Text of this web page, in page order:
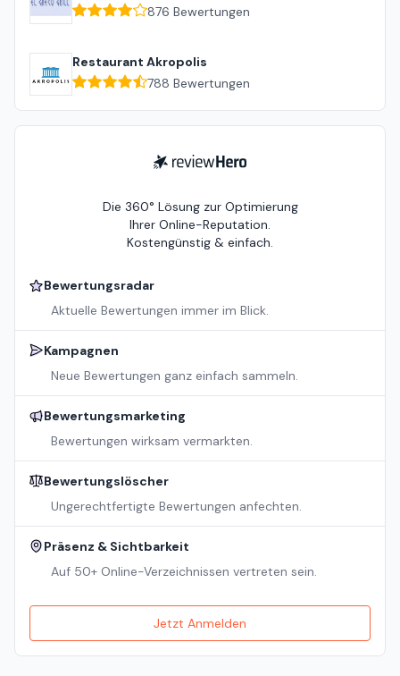
876 Bewertungen
Restaurant Akropolis
788 Bewertungen
ReviewHero
Die 360° Lösung zur Optimierung
Ihrer Online-Reputation.
Kostengünstig & einfach.
Bewertungsradar
Aktuelle Bewertungen immer im Blick.
Kampagnen
Neue Bewertungen ganz einfach sammeln.
Bewertungsmarketing
Bewertungen wirksam vermarkten.
Bewertungslöscher
Ungerechtfertigte Bewertungen anfechten.
Präsenz & Sichtbarkeit
Auf 50+ Online-Verzeichnissen vertreten sein.
Jetzt Anmelden